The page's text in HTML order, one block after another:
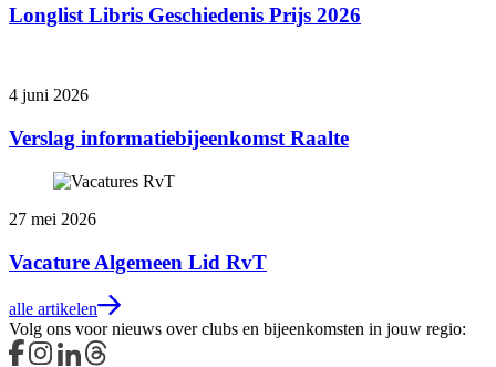
Longlist Libris Geschiedenis Prijs 2026
4 juni 2026
Verslag informatiebijeenkomst Raalte
27 mei 2026
Vacature Algemeen Lid RvT
alle artikelen
Volg ons voor nieuws over clubs en bijeenkomsten in jouw regio: